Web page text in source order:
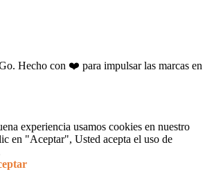
Hecho con ❤️ para impulsar las marcas en
experiencia usamos cookies en nuestro
en "Aceptar", Usted acepta el uso de